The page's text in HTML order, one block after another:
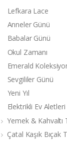
Lefkara Lace
Anneler Günü
Babalar Günü
Okul Zamanı
Emerald
Sevgililer Günü
Yeni Yıl
Elektrikli Ev Aletleri
Yemek & Kahvaltı
Çatal Kaşık Bıçak